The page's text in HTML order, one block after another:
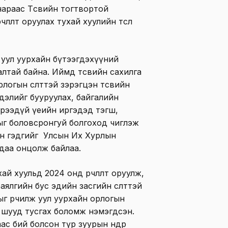
Төсвийн тогтвортой
оруулах тухай хуулийн төсөл
уул уурхайн бүтээгдэхүүний
байна. Иймд төсвийн сахилга
өсөлттэй зэрэгцэн төсвийн
бууруулах, байгалийн
үеийн иргэдэд тэгш,
боловсронгуй болгоход чиглэж
гэдгийг Улсын Их Хурлын
онцолж байлаа.
хуульд 2024 онд өөрчлөлт оруулж,
бус эдийн засгийн өсөлттэй
өөрчилж уул уурхайн орлогын
шууд тусгах боломж нэмэгдсэн.
бий болсон түр зуурын өндөр